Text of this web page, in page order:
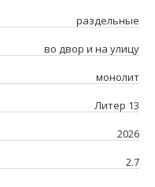
раздельные
во двор и на улицу
монолит
Литер 13
2026
2.7